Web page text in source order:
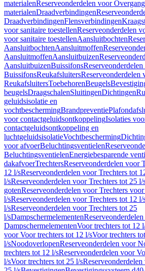
materialenReserveonderdelen voor
materialenDraadverbindingen
DraadverbindingenFlensverbindingen
voor sanitaire toestellenReserveonderdelen
voor sanitaire toestellenAansluitbochten
AansluitbochtenAansluitmoffen
AansluitmoffenAansluitbuizen
AansluitbuizenBuissifons
BuissifonsReukafsluitersReserveonderdelen
ReukafsluitersToebehorenBeugels
beugelsDraagschalenSluitingenDichtingen
geluidsisolatie en
vochtbeschermingBrandpreventie
voor contactgeluidsontkoppelingIsolaties
contactgeluidsontkoppeling en
luchtgeluidsisolatieVochtbescherming
voor afvoerBeluchtingsventielen
BeluchtingsventielenEnergiebesparende
dakafvoerTrechtersReserveonderdelen voor
12 l/sReserveonderdelen voor Trechters tot
l/sReserveonderdelen voor Trechters tot 25 l/
gotenReserveonderdelen voor Trechters
l/sReserveonderdelen voor Trechters tot 12 l/
l/sReserveonderdelen voor Trechters tot 25
l/sDampschermelementen
DampschermelementenVoor trechters tot 12
voor Voor trechters tot 12 l/sVoor trechters
l/sNoodoverlopenReserveonderdelen voor
trechters tot 12 l/sReserveonderdelen voor
l/sVoor trechters tot 25 l/s